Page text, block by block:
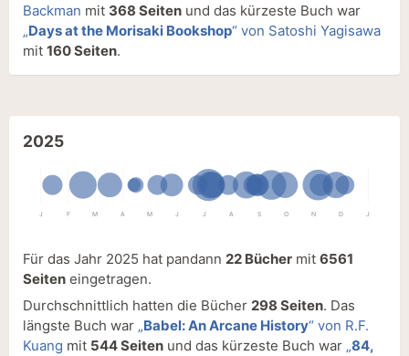
Backman mit 368 Seiten und das kürzeste Buch war
„Days at the Morisaki Bookshop“ von Satoshi Yagisawa
mit 160 Seiten.
2025
J F M A M J J A S O N D J
Für das Jahr 2025 hat pandann 22 Bücher mit 6561
Seiten eingetragen.
Durchschnittlich hatten die Bücher 298 Seiten. Das
längste Buch war „Babel: An Arcane History“ von R.F.
Kuang mit 544 Seiten und das kürzeste Buch war „84,